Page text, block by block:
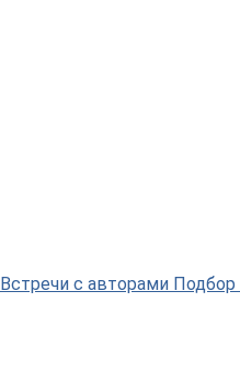
Встречи с авторами Подбор